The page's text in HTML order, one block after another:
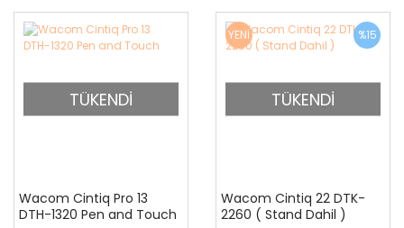
TÜKENDİ
Wacom Cintiq Pro 13
DTH-1320 Pen and Touch
%15
YENİ
TÜKENDİ
Wacom Cintiq 22 DTK-
2260 ( Stand Dahil )